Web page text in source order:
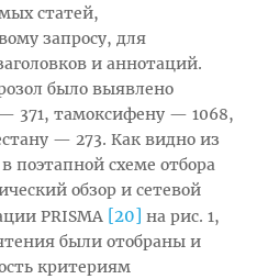
статей,
запросу, для
и аннотаций.
было выявлено
371, тамоксифену — 1068,
— 273. Как видно из
поэтапной схеме отбора
обзор и сетевой
PRISMA [20]
на рис. 1,
были отобраны и
критериям